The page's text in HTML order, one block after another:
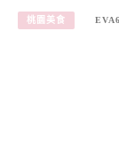
桃園美食